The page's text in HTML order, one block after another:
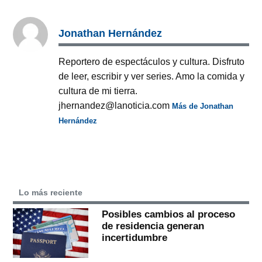
Jonathan Hernández
Reportero de espectáculos y cultura. Disfruto
de leer, escribir y ver series. Amo la comida y
cultura de mi tierra.
jhernandez@lanoticia.comMás de Jonathan
Hernández
Lo más reciente
Posibles cambios al proceso
de residencia generan
incertidumbre